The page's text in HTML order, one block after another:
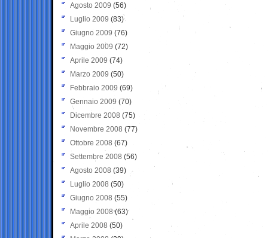
Agosto 2009 (56)
Luglio 2009 (83)
Giugno 2009 (76)
Maggio 2009 (72)
Aprile 2009 (74)
Marzo 2009 (50)
Febbraio 2009 (69)
Gennaio 2009 (70)
Dicembre 2008 (75)
Novembre 2008 (77)
Ottobre 2008 (67)
Settembre 2008 (56)
Agosto 2008 (39)
Luglio 2008 (50)
Giugno 2008 (55)
Maggio 2008(63)
Aprile 2008 (50)